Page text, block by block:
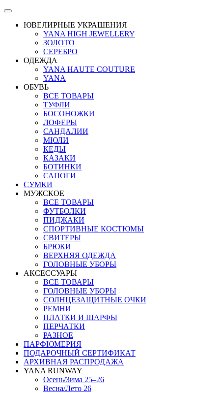
ЮВЕЛИРНЫЕ УКРАШЕНИЯ
YANA HIGH JEWELLERY
ЗОЛОТО
СЕРЕБРО
ОДЕЖДА
YANA HAUTE COUTURE
YANA
ОБУВЬ
ВСЕ ТОВАРЫ
ТУФЛИ
БОСОНОЖКИ
ЛОФЕРЫ
САНДАЛИИ
МЮЛИ
КЕДЫ
КАЗАКИ
БОТИНКИ
САПОГИ
СУМКИ
МУЖСКОЕ
ВСЕ ТОВАРЫ
ФУТБОЛКИ
ПИДЖАКИ
СПОРТИВНЫЕ КОСТЮМЫ
СВИТЕРЫ
БРЮКИ
ВЕРХНЯЯ ОДЕЖДА
ГОЛОВНЫЕ УБОРЫ
АКСЕССУАРЫ
ВСЕ ТОВАРЫ
ГОЛОВНЫЕ УБОРЫ
СОЛНЦЕЗАЩИТНЫЕ ОЧКИ
РЕМНИ
ПЛАТКИ И ШАРФЫ
ПЕРЧАТКИ
РАЗНОЕ
ПАРФЮМЕРИЯ
ПОДАРОЧНЫЙ СЕРТИФИКАТ
АРХИВНАЯ РАСПРОДАЖА
YANA RUNWAY
Осень/Зима 25–26
Весна/Лето 26